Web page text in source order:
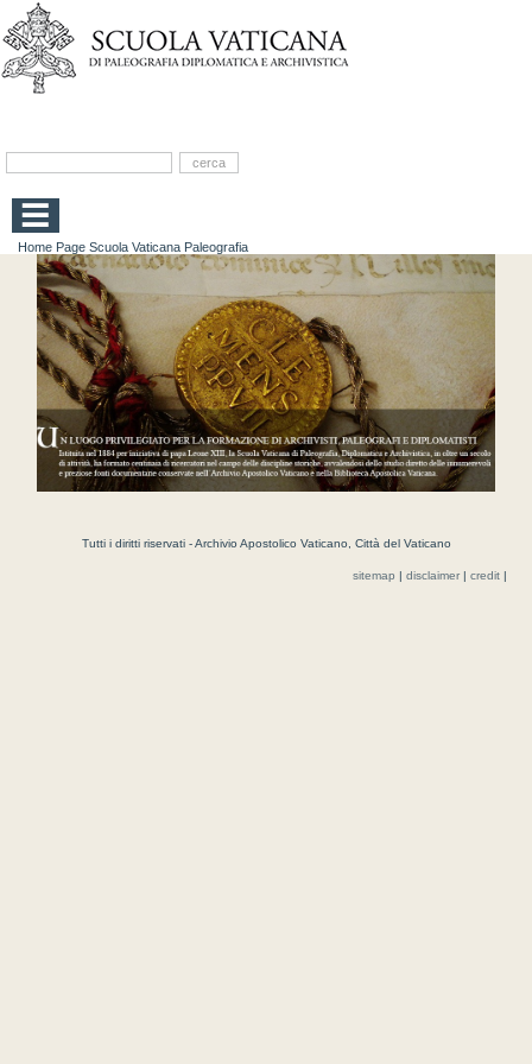
Home Page Scuola Vaticana Paleografia
Tutti i diritti riservati - Archivio Apostolico Vaticano, Città del Vaticano
sitemap disclaimer| credit|